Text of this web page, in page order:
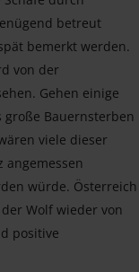
betreut
bemerkt werden.
von der
Gehen einige
große Bauernsterben
viele dieser
angemessen
würde. Österreich
Wolf wieder von
positive